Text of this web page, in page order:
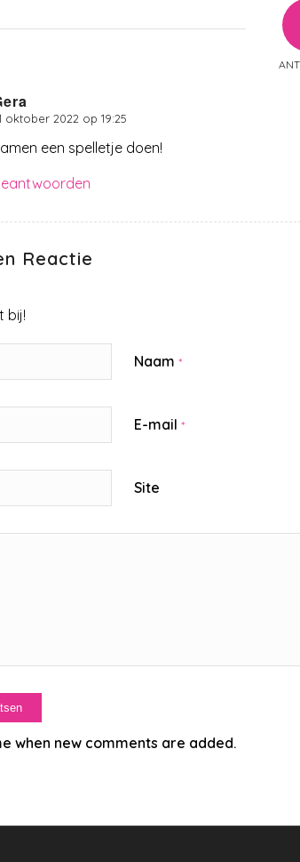
zegt:
oktober 2022 op 19:25
een spelletje doen!
Reactie
bij!
Naam *
E-mail *
Site
when new comments are added.